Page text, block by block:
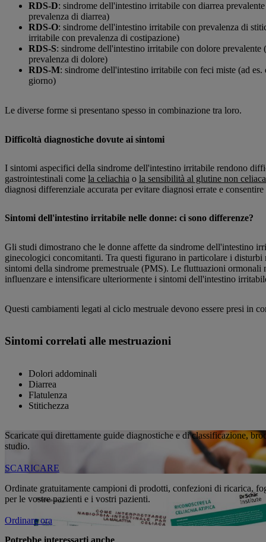
RDS-D: sindrome dell'intestino irritabile con diarrea
prevalenza di diarrea)
RDS-O: sindrome dell'intestino irritabile con prevalenza di
irritabile con prevalenza di costipazione)
RDS-S: sindrome dell'intestino irritabile con dolore
prevalenza di dolore)
RDS-M: sindrome dell'intestino irritabile con feci miste (ad es.
giorno)
Le diverse forme si presentano spesso in combinazione tra loro.
Difficoltà diagnostiche dovute ai sintomi
I sintomi aspecifici della sindrome dell'intestino irritabile rendono
gastrointestinali come la celiachia o la sensibilità al glutine non celiaca
diagnosi differenziale accurata per evitare diagnosi errate e
Sintomi dell'intestino irritabile nelle donne: ci sono differenze?
Gli studi dimostrano che le donne affette da sindrome dell'intestino
ginecologici concomitanti. Tra questi figurano in particolare i disturbi
sintomi della sindrome premestruale (PMS). Le fluttuazioni ormonali
influenzare e intensificare ulteriormente i sintomi dell'intestino
Questi cambiamenti legati al ciclo mestruale devono essere presi in
Sintomi correlati alle mestruazioni
Dolori addominali
Diarrea
Flatulenza
Stitichezza
Scaricate qui direttamente guide diagnostiche e di classificazione,
studio.
SCARICARE
Ordinate gratuitamente campioni di prodotti, confezioni di ricarica,
per le vostre pazienti e i vostri pazienti.
Ordinare ora
Potrebbe interessarti anche